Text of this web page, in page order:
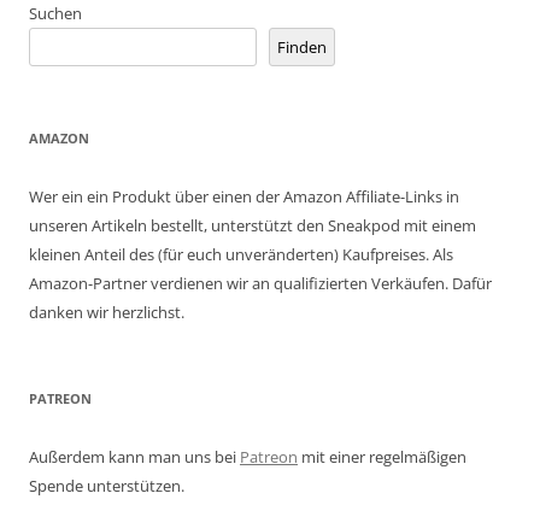
Suchen
Finden
AMAZON
Wer ein ein Produkt über einen der Amazon Affiliate-Links in
unseren Artikeln bestellt, unterstützt den Sneakpod mit einem
kleinen Anteil des (für euch unveränderten) Kaufpreises. Als
Amazon-Partner verdienen wir an qualifizierten Verkäufen. Dafür
danken wir herzlichst.
PATREON
Außerdem kann man uns bei Patreon mit einer regelmäßigen
Spende unterstützen.